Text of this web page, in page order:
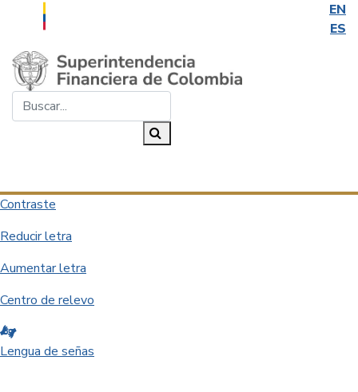
EN
ES
Saltar al contenido principal
Contraste
Reducir letra
Aumentar letra
Centro de relevo
Lengua de señas